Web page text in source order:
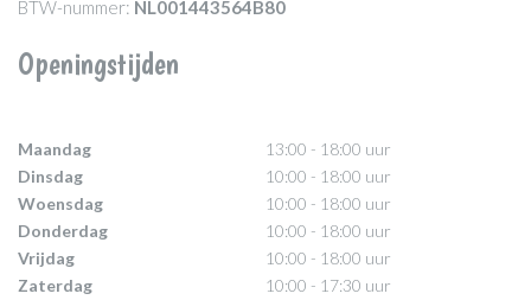
BTW-nummer: NL001443564B80
Openingstijden
Maandag
13:00 - 18:00 uur
Dinsdag
10:00 - 18:00 uur
Woensdag
10:00 - 18:00 uur
Donderdag
10:00 - 18:00 uur
Vrijdag
10:00 - 18:00 uur
Zaterdag
10:00 - 17:30 uur